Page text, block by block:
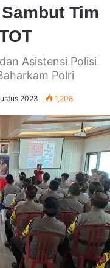
Tim
Asistensi Polisi
Polri
2023 1,208